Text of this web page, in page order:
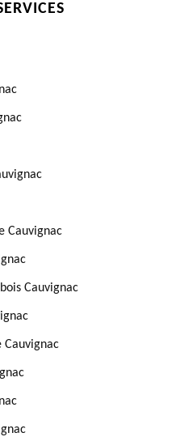
Cauvignac
Cauvignac
Cauvignac